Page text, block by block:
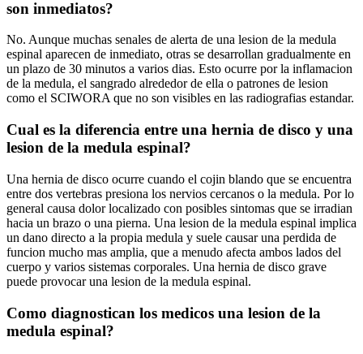
son inmediatos?
No. Aunque muchas senales de alerta de una lesion de la medula
espinal aparecen de inmediato, otras se desarrollan gradualmente en
un plazo de 30 minutos a varios dias. Esto ocurre por la inflamacion
de la medula, el sangrado alrededor de ella o patrones de lesion
como el SCIWORA que no son visibles en las radiografias estandar.
Cual es la diferencia entre una hernia de disco y una
lesion de la medula espinal?
Una hernia de disco ocurre cuando el cojin blando que se encuentra
entre dos vertebras presiona los nervios cercanos o la medula. Por lo
general causa dolor localizado con posibles sintomas que se irradian
hacia un brazo o una pierna. Una lesion de la medula espinal implica
un dano directo a la propia medula y suele causar una perdida de
funcion mucho mas amplia, que a menudo afecta ambos lados del
cuerpo y varios sistemas corporales. Una hernia de disco grave
puede provocar una lesion de la medula espinal.
Como diagnostican los medicos una lesion de la
medula espinal?